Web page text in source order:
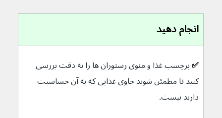
انجام دهید
✅ برچسب غذا و منوی رستوران ها را به دقت بررسی
کنید تا مطمئن شوید حاوی غذایی که به آن حساسیت
دارید نیست.